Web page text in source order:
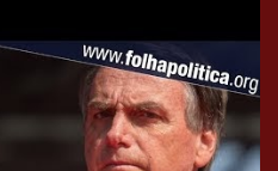
Campanato/Agência Brasil) O
três fontes confirmaram à
aparece em planilhas da
de São Paulo, Geraldo
no entanto, disse ter negociado